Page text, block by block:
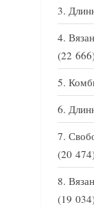
(22
(20
(19